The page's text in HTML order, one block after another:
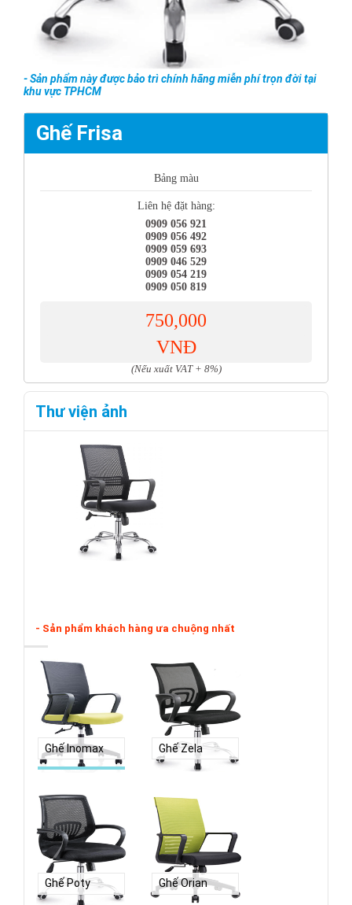
- Sản phẩm này được bảo trì chính hãng miễn phí trọn đời tại
khu vực TPHCM
Ghế Frisa
Bảng màu
Liên hệ đặt hàng:
0909 056 921
0909 056 492
0909 059 693
0909 046 529
0909 054 219
0909 050 819
750,000
VNĐ
(Nếu xuất VAT + 8%)
Thư viện ảnh
- Sản phẩm khách hàng ưa chuộng nhất
Ghế Inomax Ghế Zela
Ghế Poty Ghế Orian